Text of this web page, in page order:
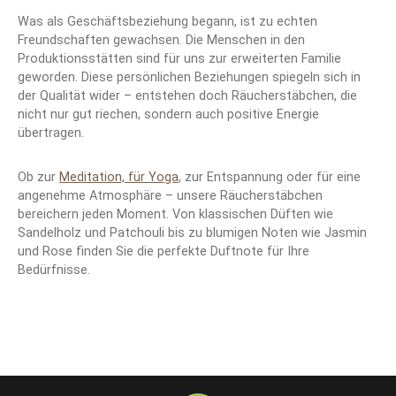
Was als Geschäftsbeziehung begann, ist zu echten
Freundschaften gewachsen. Die Menschen in den
Produktionsstätten sind für uns zur erweiterten Familie
geworden. Diese persönlichen Beziehungen spiegeln sich in
der Qualität wider – entstehen doch Räucherstäbchen, die
nicht nur gut riechen, sondern auch positive Energie
übertragen.
Ob zur Meditation, für Yoga, zur Entspannung oder für eine
angenehme Atmosphäre – unsere Räucherstäbchen
bereichern jeden Moment. Von klassischen Düften wie
Sandelholz und Patchouli bis zu blumigen Noten wie Jasmin
und Rose finden Sie die perfekte Duftnote für Ihre
Bedürfnisse.